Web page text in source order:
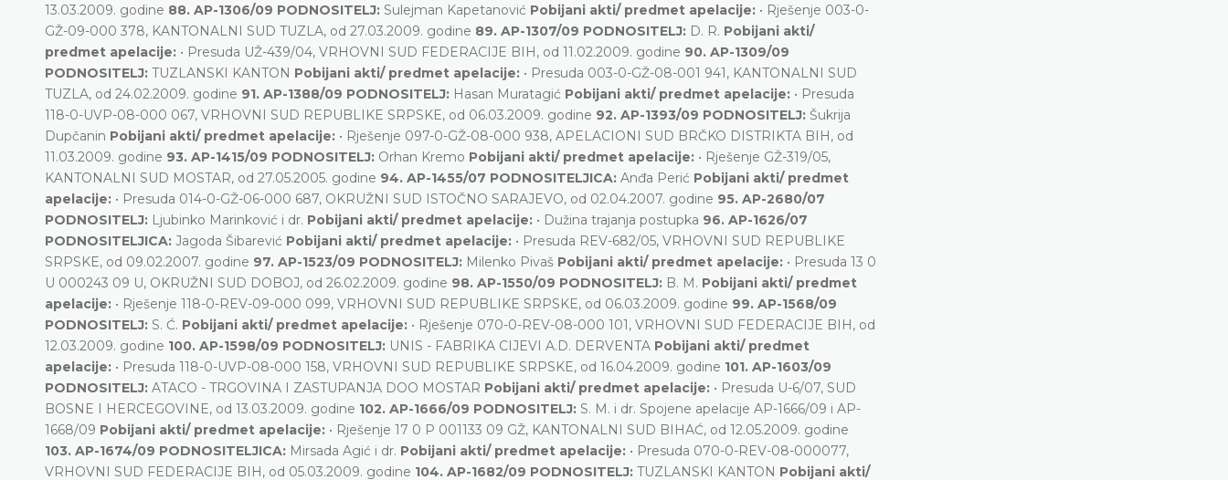
13.03.2009. godine 88. AP-1306/09 PODNOSITELJ: Sulejman Kapetanović Pobijani akti/ predmet apelacije: • Rješenje 003-0-
GŽ-09-000 378, KANTONALNI SUD TUZLA, od 27.03.2009. godine 89. AP-1307/09 PODNOSITELJ: D. R. Pobijani akti/
predmet apelacije: • Presuda UŽ-439/04, VRHOVNI SUD FEDERACIJE BIH, od 11.02.2009. godine 90. AP-1309/09
PODNOSITELJ: TUZLANSKI KANTON Pobijani akti/ predmet apelacije: • Presuda 003-0-GŽ-08-001 941, KANTONALNI SUD
TUZLA, od 24.02.2009. godine 91. AP-1388/09 PODNOSITELJ: Hasan Muratagić Pobijani akti/ predmet apelacije: • Presuda
118-0-UVP-08-000 067, VRHOVNI SUD REPUBLIKE SRPSKE, od 06.03.2009. godine 92. AP-1393/09 PODNOSITELJ: Šukrija
Dupčanin Pobijani akti/ predmet apelacije: • Rješenje 097-0-GŽ-08-000 938, APELACIONI SUD BRČKO DISTRIKTA BIH, od
11.03.2009. godine 93. AP-1415/09 PODNOSITELJ: Orhan Kremo Pobijani akti/ predmet apelacije: • Rješenje GŽ-319/05,
KANTONALNI SUD MOSTAR, od 27.05.2005. godine 94. AP-1455/07 PODNOSITELJICA: Anđa Perić Pobijani akti/ predmet
apelacije: • Presuda 014-0-GŽ-06-000 687, OKRUŽNI SUD ISTOČNO SARAJEVO, od 02.04.2007. godine 95. AP-2680/07
PODNOSITELJ: Ljubinko Marinković i dr. Pobijani akti/ predmet apelacije: • Dužina trajanja postupka 96. AP-1626/07
PODNOSITELJICA: Jagoda Šibarević Pobijani akti/ predmet apelacije: • Presuda REV-682/05, VRHOVNI SUD REPUBLIKE
SRPSKE, od 09.02.2007. godine 97. AP-1523/09 PODNOSITELJ: Milenko Pivaš Pobijani akti/ predmet apelacije: • Presuda 13 0
U 000243 09 U, OKRUŽNI SUD DOBOJ, od 26.02.2009. godine 98. AP-1550/09 PODNOSITELJ: B. M. Pobijani akti/ predmet
apelacije: • Rješenje 118-0-REV-09-000 099, VRHOVNI SUD REPUBLIKE SRPSKE, od 06.03.2009. godine 99. AP-1568/09
PODNOSITELJ: S. Ć. Pobijani akti/ predmet apelacije: • Rješenje 070-0-REV-08-000 101, VRHOVNI SUD FEDERACIJE BIH, od
12.03.2009. godine 100. AP-1598/09 PODNOSITELJ: UNIS - FABRIKA CIJEVI A.D. DERVENTA Pobijani akti/ predmet
apelacije: • Presuda 118-0-UVP-08-000 158, VRHOVNI SUD REPUBLIKE SRPSKE, od 16.04.2009. godine 101. AP-1603/09
PODNOSITELJ: ATACO - TRGOVINA I ZASTUPANJA DOO MOSTAR Pobijani akti/ predmet apelacije: • Presuda U-6/07, SUD
BOSNE I HERCEGOVINE, od 13.03.2009. godine 102. AP-1666/09 PODNOSITELJ: S. M. i dr. Spojene apelacije AP-1666/09 i AP-
1668/09 Pobijani akti/ predmet apelacije: • Rješenje 17 0 P 001133 09 GŽ, KANTONALNI SUD BIHAĆ, od 12.05.2009. godine
103. AP-1674/09 PODNOSITELJICA: Mirsada Agić i dr. Pobijani akti/ predmet apelacije: • Presuda 070-0-REV-08-000077,
VRHOVNI SUD FEDERACIJE BIH, od 05.03.2009. godine 104. AP-1682/09 PODNOSITELJ: TUZLANSKI KANTON Pobijani akti/